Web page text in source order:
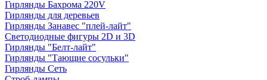
Гирлянды Бахрома 220V
Гирлянды для деревьев
Гирлянды Занавес "плей-лайт"
Светодиодные фигуры 2D и 3D
Гирлянды "Белт-лайт"
Гирлянды "Тающие сосульки"
Гирлянды Сеть